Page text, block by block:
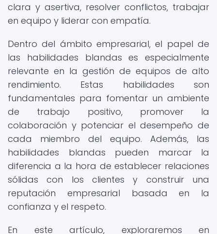
clara y asertiva, resolver conflictos, trabajar
en equipo y liderar con empatía.
Dentro del ámbito empresarial, el papel de
las habilidades blandas es especialmente
relevante en la gestión de equipos de alto
rendimiento. Estas habilidades son
fundamentales para fomentar un ambiente
de trabajo positivo, promover la
colaboración y potenciar el desempeño de
cada miembro del equipo. Además, las
habilidades blandas pueden marcar la
diferencia a la hora de establecer relaciones
sólidas con los clientes y construir una
reputación empresarial basada en la
confianza y el respeto.
En este artículo, exploraremos en